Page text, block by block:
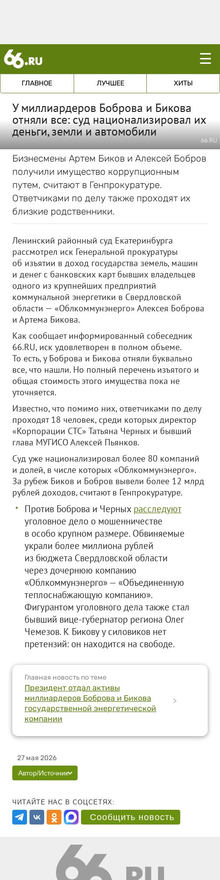
☰
ГЛАВНОЕ ЛУЧШЕЕ ХИТЫ
У миллиардеров Боброва и Бикова
отняли все: суд национализировал их
деньги, земли и автомобили
66.RU
Бизнесмены Артем Биков и Алексей Бобров
получили имущество коррупционным
путем, считают в Генпрокуратуре.
Ответчиками по делу также проходят их
близкие родственники.
Ленинский районный суд Екатеринбурга
рассмотрел иск Генеральной прокуратуры
об изъятии в доход государства земель, машин
и денег с банковских карт бывших владельцев
одного из крупнейших предприятий
коммунальной энергетики в Свердловской
области — «Облкоммунэнерго» Алексея Боброва
и Артема Бикова.
Как сообщает информированный собеседник
66.RU, иск удовлетворен в полном объеме.
То есть, у Боброва и Бикова отняли буквально
все, что нашли. Но полный перечень изъятого и
общая стоимость этого имущества пока не
уточняется.
Известно, что помимо них, ответчиками по делу
проходят 18 человек, среди которых директор
«Корпорации СТС» Татьяна Черных и бывший
глава МУГИСО Алексей Пьянков.
Суд уже национализировал более 80 компаний
и долей, в числе которых «Облкоммунэнерго».
За рубеж Биков и Бобров вывели более 12 млрд
рублей доходов, считают в Генпрокуратуре.
Против Боброва и Черных расследуют
уголовное дело о мошенничестве
в особо крупном размере. Обвиняемые
украли более миллиона рублей
из бюджета Свердловской области
через дочернюю компанию
«Облкоммунэнерго» — «Объединенную
теплоснабжающую компанию».
Фигурантом уголовного дела также стал
бывший вице-губернатор региона Олег
Чемезов. К Бикову у силовиков нет
претензий: он находится на свободе.
Главная новость по теме
Президент отдал активы
миллиардеров Боброва и Бикова
государственной энергетической
компании
>
27 мая 2026
Автор/Источник
ЧИТАЙТЕ НАС В СОЦСЕТЯХ:
Сообщить новость